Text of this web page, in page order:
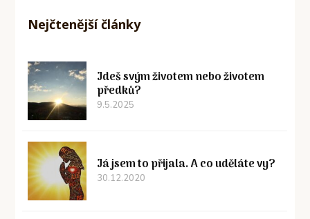
Nejčtenější články
Jdeš svým životem nebo životem
předků?
9.5.2025
Já jsem to přijala. A co uděláte vy?
30.12.2020